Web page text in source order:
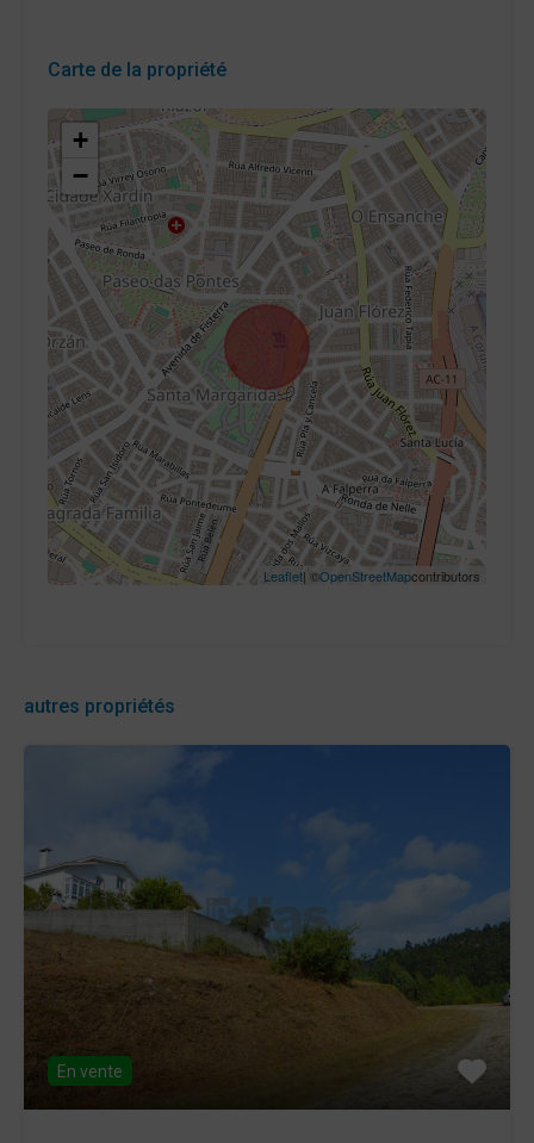
Carte de la propriété
+
−
Leaflet| ©OpenStreetMapcontributors
autres propriétés
En vente